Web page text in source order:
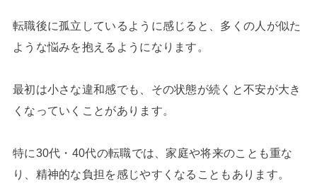
転職後に孤立しているように感じると、多くの人が似た
ような悩みを抱えるようになります。
最初は小さな違和感でも、その状態が続くと不安が大き
くなっていくことがあります。
特に30代・40代の転職では、家庭や将来のことも重な
り、精神的な負担を感じやすくなることもあります。